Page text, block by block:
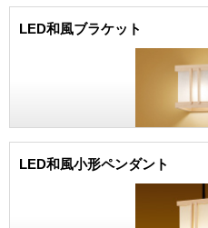
LED和風ブラケット
LED和風小形ペンダント